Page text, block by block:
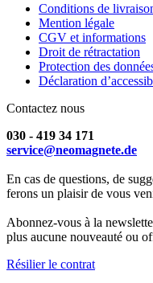
Conditions de
Mention légale
CGV et informations
Droit de rétractation
Protection des
Déclaration
Contactez nous
030 - 419 34 171
service@neomagnete.de
En cas de questions, de
ferons un plaisir de vous
Abonnez-vous à la
plus aucune nouveauté ou
Résilier le contrat